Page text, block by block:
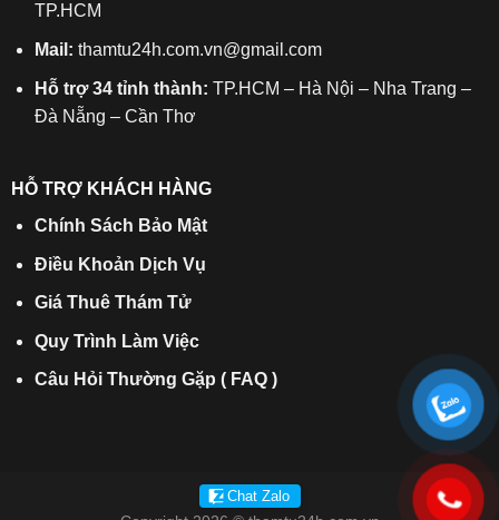
TP.HCM
Mail: thamtu24h.com.vn@gmail.com
Hỗ trợ 34 tỉnh thành: TP.HCM – Hà Nội – Nha Trang –
Đà Nẵng – Cần Thơ
HỖ TRỢ KHÁCH HÀNG
Chính Sách Bảo Mật
Điều Khoản Dịch Vụ
Giá Thuê Thám Tử
Quy Trình Làm Việc
Câu Hỏi Thường Gặp ( FAQ )
Chat Zalo